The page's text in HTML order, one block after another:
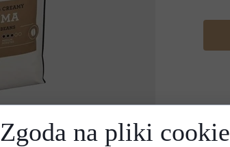
Zgoda na pliki cookie